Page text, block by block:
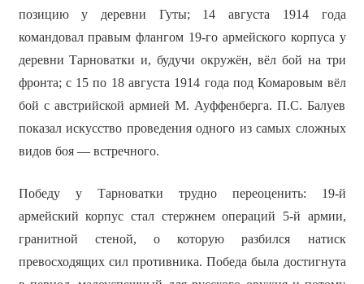
позицию у деревни Гуты; 14 августа 1914 года
командовал правым флангом 19-го армейского корпуса у
деревни Тарноватки и, будучи окружён, вёл бой на три
фронта; с 15 по 18 августа 1914 года под Комаровым вёл
бой с австрийской армией М. Ауффенберга. П.С. Балуев
показал искусство проведения одного из самых сложных
видов боя — встречного.
Победу у Тарноватки трудно переоценить: 19-й
армейский корпус стал стержнем операций 5-й армии,
гранитной стеной, о которую разбился натиск
превосходящих сил противника. Победа была достигнута